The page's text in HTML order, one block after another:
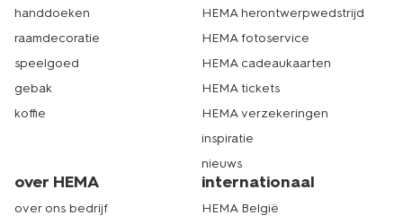
handdoeken
raamdecoratie
speelgoed
gebak
koffie
HEMA herontwerpwedstrijd
HEMA fotoservice
HEMA cadeaukaarten
HEMA tickets
HEMA verzekeringen
inspiratie
nieuws
over HEMA
over ons bedrijf
internationaal
HEMA België